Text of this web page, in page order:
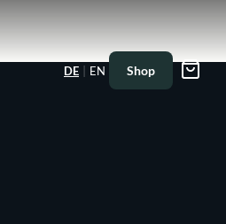
DE | EN Shop